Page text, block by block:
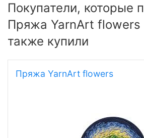
Покупатели, которые
Пряжа YarnArt flowers
также купили
Пряжа YarnArt flowers